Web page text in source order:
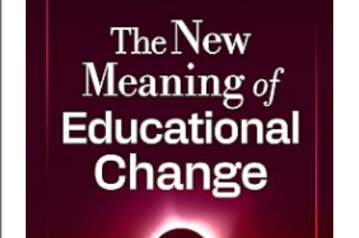
ensayos de secundaria. Luego contrasté mis sospechas
con varias herramientas de inteligencia artificial. El
diagnóstico se repetía: demasiado sintético, demasiado
perfecto. Y aquí quiero ser honesto: ningún detector es
infalible, y no pondría las manos al fuego por cada caso
individual. Pe...